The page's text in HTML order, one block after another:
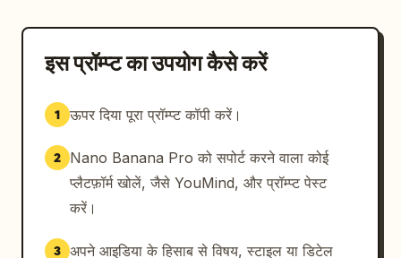
इस प्रॉम्प्ट का उपयोग कैसे करें
1 ऊपर दिया पूरा प्रॉम्प्ट कॉपी करें।
2
Nano Banana Pro को सपोर्ट करने वाला कोई
प्लैटफ़ॉर्म खोलें, जैसे YouMind, और प्रॉम्प्ट पेस्ट
करें।
3 अपने आइडिया के हिसाब से विषय, स्टाइल या डिटेल